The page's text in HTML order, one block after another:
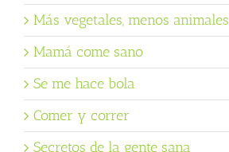
Más vegetales, menos animales
Mamá come sano
Se me hace bola
Comer y correr
Secretos de la gente sana